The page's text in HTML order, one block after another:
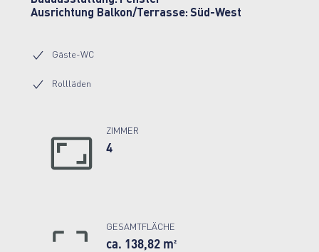
Ausrichtung Balkon/Terrasse: Süd-West
Gäste-WC
Rollläden
ZIMMER
4
GESAMTFLÄCHE
ca. 138,82 m²